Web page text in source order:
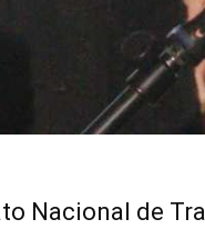
Nacional de